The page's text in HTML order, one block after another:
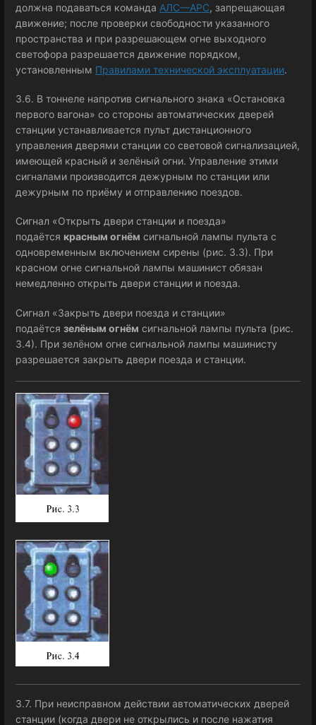
должна подаваться команда АЛС—АРС, запрещающая
движение; после проверки свободности указанного
пространства и при разрешающем огне выходного
светофора разрешается движение порядком,
установленным Правилами технической эксплуатации.
3.6. В тоннеле напротив сигнального знака «Остановка
первого вагона» со стороны автоматических дверей
станции устанавливается пульт дистанционного
управления дверями станции со световой сигнализацией,
имеющей красный и зелёный огни. Управление этими
сигналами производится дежурным по станции или
дежурным по приёму и отправлению поездов.
Сигнал «Открыть двери станции и поезда»
подаётся красным огнём сигнальной лампы пульта с
одновременным включением сирены (рис. 3.3). При
красном огне сигнальной лампы машинист обязан
немедленно открыть двери станции и поезда.
Сигнал «Закрыть двери поезда и станции»
подаётся зелёным огнём сигнальной лампы пульта (рис.
3.4). При зелёном огне сигнальной лампы машинисту
разрешается закрыть двери поезда и станции.
3.7. При неисправном действии автоматических дверей
станции (когда двери не открылись и после нажатия